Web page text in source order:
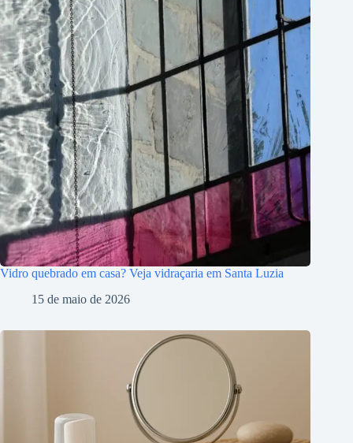
Vidro quebrado em casa? Veja vidraçaria em Santa Luzia
15 de maio de 2026